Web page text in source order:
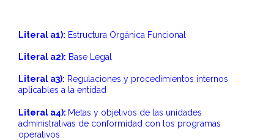
Literal a1): Estructura Orgánica Funcional
Literal a2): Base Legal
Literal a3): Regulaciones y procedimientos internos
aplicables a la entidad
Literal a4): Metas y objetivos de las unidades
administrativas de conformidad con los programas
operativos